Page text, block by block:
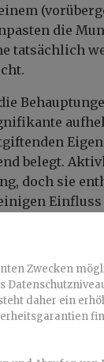
die
tatsächlich
belegt.
doch sie
Zähne ist
so
. Der
kann er
Zwecken
daher ein